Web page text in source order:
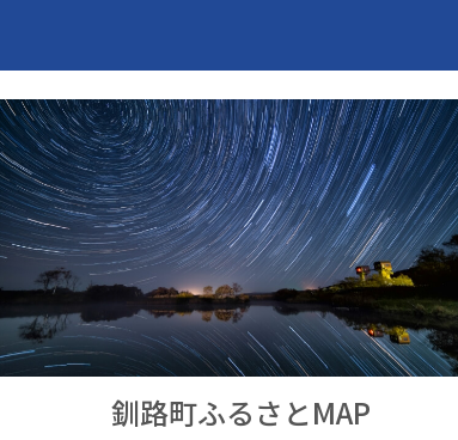
釧路町ふるさとMAP